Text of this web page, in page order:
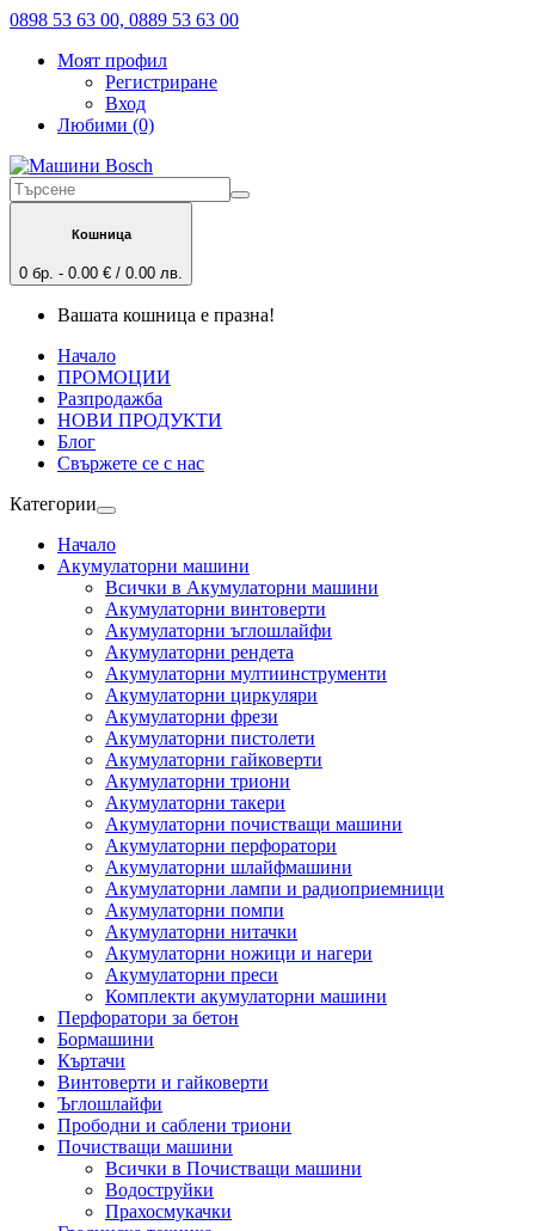
0898 53 63 00, 0889 53 63 00
Моят профил
Регистриране
Вход
Любими (0)
Кошница
0 бр. - 0.00 € / 0.00 лв.
Вашата кошница е празна!
Начало
ПРОМОЦИИ
Разпродажба
НОВИ ПРОДУКТИ
Блог
Свържете се с нас
Категории
Начало
Акумулаторни машини
Всички в Акумулаторни машини
Акумулаторни винтоверти
Акумулаторни ъглошлайфи
Акумулаторни рендета
Акумулаторни мултиинструменти
Акумулаторни циркуляри
Акумулаторни фрези
Акумулаторни пистолети
Акумулаторни гайковерти
Акумулаторни триони
Акумулаторни такери
Акумулаторни почистващи машини
Акумулаторни перфоратори
Акумулаторни шлайфмашини
Акумулаторни лампи и радиоприемници
Акумулаторни помпи
Акумулаторни нитачки
Акумулаторни ножици и нагери
Акумулаторни преси
Комплекти акумулаторни машини
Перфоратори за бетон
Бормашини
Къртачи
Винтоверти и гайковерти
Ъглошлайфи
Прободни и саблени триони
Почистващи машини
Всички в Почистващи машини
Водоструйки
Прахосмукачки